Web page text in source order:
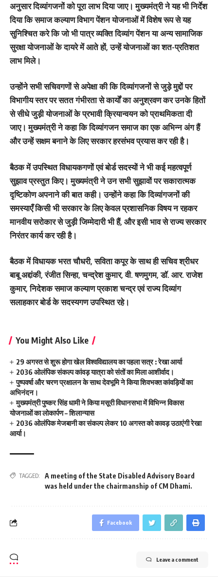
अनुसार दिव्यांगजनों को पूरा लाभ दिया जाए। मुख्यमंत्री ने यह भी निर्देश
दिया कि समाज कल्याण विभाग पेंशन योजनाओं में विशेष रूप से यह
सुनिश्चित करे कि जो भी पात्र व्यक्ति दिव्यांग पेंशन या अन्य सामाजिक
सुरक्षा योजनाओं के दायरे में आते हों, उन्हें योजनाओं का शत-प्रतिशत
लाभ मिले।
उन्होंने सभी सचिवगणों से अपेक्षा की कि दिव्यांगजनों से जुड़े मुद्दों पर
विभागीय स्तर पर सतत गंभीरता से कार्यों का अनुश्रवण कर उनके हितों
से सीधे जुड़ी योजनाओं के प्रभावी क्रियान्वयन को प्राथमिकता दी
जाए। मुख्यमंत्री ने कहा कि दिव्यांगजन समाज का एक अभिन्न अंग हैं
और उन्हें सक्षम बनाने के लिए सरकार हरसंभव प्रयास कर रही है।
बैठक में उपस्थित विधायकगणों एवं बोर्ड सदस्यों ने भी कई महत्वपूर्ण
सुझाव प्रस्तुत किए। मुख्यमंत्री ने उन सभी सुझावों पर सकारात्मक
दृष्टिकोण अपनाने की बात कही। उन्होंने कहा कि दिव्यांगजनों की
समस्याएँ किसी भी सरकार के लिए केवल प्रशासनिक विषय न रहकर
मानवीय सरोकार से जुड़ी जिम्मेदारी भी हैं, और इसी भाव से राज्य सरकार
निरंतर कार्य कर रही है।
बैठक में विधायक भरत चौधरी, सविता कपूर के साथ ही सचिव श्रीधर
बाबू अद्दांकी, रंजीत सिन्हा, चन्द्रेश कुमार, वी. षणमुगम, डॉ. आर. राजेश
कुमार, निदेशक समाज कल्याण प्रकाश चन्द्र एवं राज्य दिव्यांग
सलाहकार बोर्ड के सदस्यगण उपस्थित रहे।
You Might Also Like
29 अगस्त से शुरू होगा खेल विश्वविद्यालय का पहला सत्र : रेखा आर्या
2036 ओलंपिक संकल्प कांवड़ यात्रा को संतों का मिला आशीर्वाद।
पुष्पवर्षा और चरण प्रक्षालन के साथ देवभूमि ने किया शिवभक्त कांवड़ियों का
अभिनंदन।
मुख्यमंत्री पुष्कर सिंह धामी ने किया मसूरी विधानसभा में विभिन्न विकास
योजनाओं का लोकार्पण – शिलान्यास
2036 ओलंपिक मेजबानी का संकल्प लेकर 10 अगस्त को कावड़ उठाएंगी रेखा
आर्या।
TAGGED:
A meeting of the State Disabled Advisory Board
was held under the chairmanship of CM Dhami.
Facebook
Leave a comment